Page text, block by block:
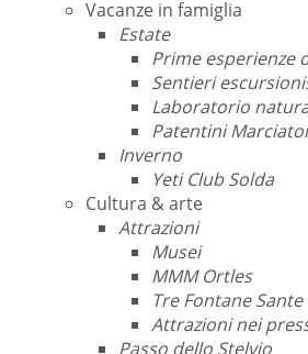
Vacanze in famiglia
Estate
Prime esperienze
Sentieri
Laboratorio
Patentini
Inverno
Yeti Club Solda
Cultura & arte
Attrazioni
Musei
MMM Ortles
Tre Fontane Sante
Attrazioni nei
Passo dello Stelvio